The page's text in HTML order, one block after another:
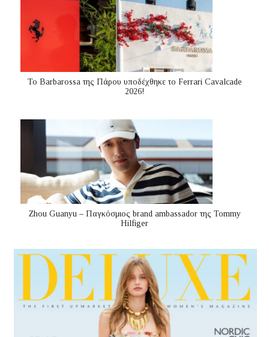
Το Barbarossa της Πάρου υποδέχθηκε το Ferrari Cavalcade
2026!
Zhou Guanyu – Παγκόσμιος brand ambassador της Tommy
Hilfiger